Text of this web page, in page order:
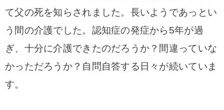
て父の死を知らされました。 長いようであっとい
う間の介護でした。認知症の発症から5年が過
ぎ、十分に介護できたのだろうか？間違っていな
かっただろうか？ 自問自答する日々が続いていま
す。